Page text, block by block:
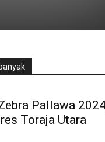
Pallawa
Toraja Utara